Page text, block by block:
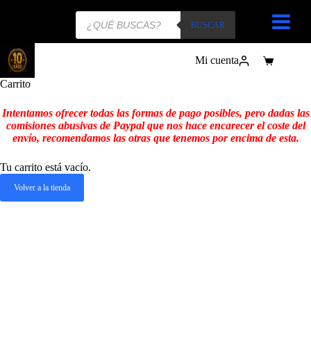
Búsqueda
BUSCAR
Mi cuenta
Carro
Carrito
Intentamos ofrecer todas las formas de pago posibles, pero dadas las
comisiones abusivas de Paypal que nos hace encarecer el coste del
envío, recomendamos las otras que tenemos por encima de esta.
Tu carrito está vacío.
Volver a la tienda